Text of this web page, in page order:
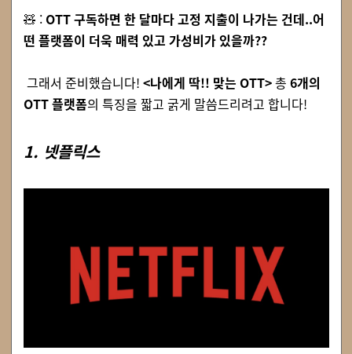
🧸 : OTT 구독하면 한 달마다 고정 지출이 나가는 건데..어
떤 플랫폼이 더욱 매력 있고 가성비가 있을까??
그래서 준비했습니다! <나에게 딱!! 맞는 OTT>총 6개의
OTT 플랫폼의 특징을 짧고 굵게 말씀드리려고 합니다!
1. 넷플릭스